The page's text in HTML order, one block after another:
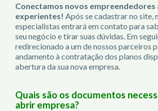
Conectamos novos empreendedores
experientes! Após se cadastrar no site,
especialistas entrará em contato para
seu negócio e tirar suas dúvidas. Em
redirecionado a um de nossos parceiros
andamento à contratação dos planos
abertura da sua nova empresa.
Quais são os documentos
abrir empresa?